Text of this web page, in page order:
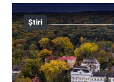
Știri